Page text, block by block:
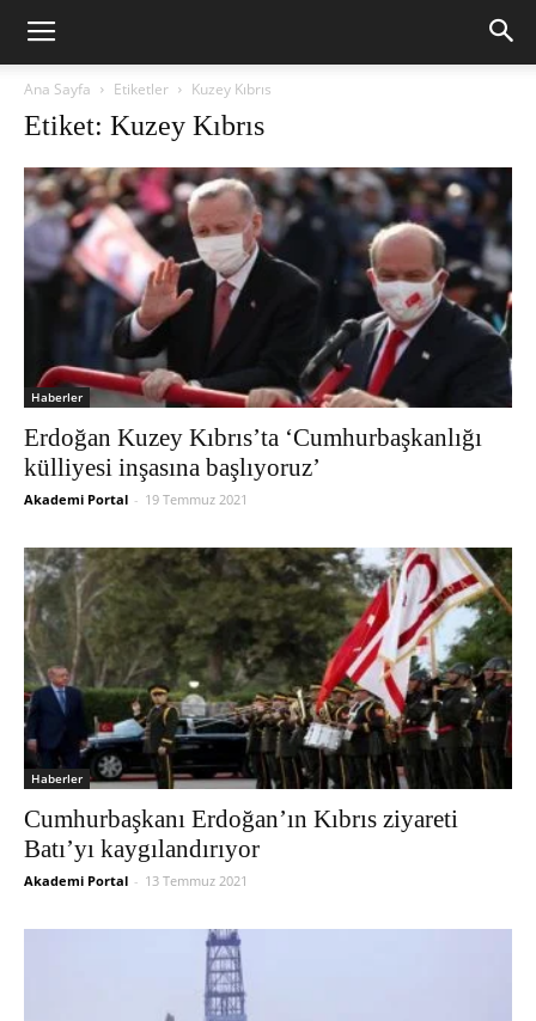
Ana Sayfa Etiketler Kuzey Kıbrıs
Etiket: Kuzey Kıbrıs
Haberler
Erdoğan Kuzey Kıbrıs’ta ‘Cumhurbaşkanlığı
külliyesi inşasına başlıyoruz’
Akademi Portal - 19 Temmuz 2021
Haberler
Cumhurbaşkanı Erdoğan’ın Kıbrıs ziyareti
Batı’yı kaygılandırıyor
Akademi Portal - 13 Temmuz 2021